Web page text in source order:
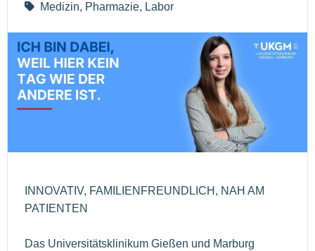
Medizin, Pharmazie, Labor
INNOVATIV, FAMILIENFREUNDLICH, NAH AM
PATIENTEN
Das Universitätsklinikum Gießen und Marburg